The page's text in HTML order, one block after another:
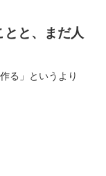
と、まだ人
る」というより